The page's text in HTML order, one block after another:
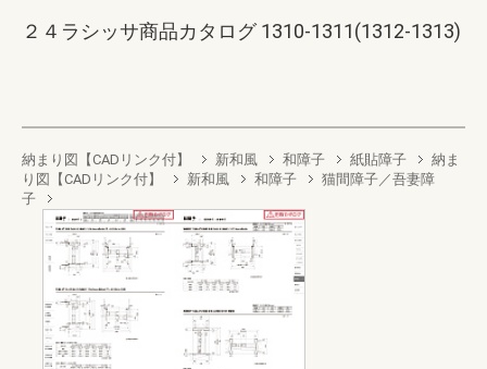
２４ラシッサ商品カタログ 1310-1311(1312-1313)
納まり図【CADリンク付】 新和風 和障子 紙貼障子
納ま
り図【CADリンク付】
新和風 和障子
猫間障子／吾妻障
子